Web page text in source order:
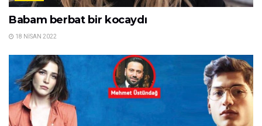
MEDYA
Hikaye Gürman: Kararında dekolte severim
18 NISAN 2022